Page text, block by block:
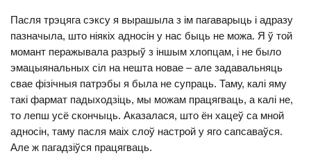
Пасля трэцяга сэксу я вырашыла з ім пагаварыць і адразу
пазначыла, што ніякіх адносін у нас быць не можа. Я ў той
момант перажывала разрыў з іншым хлопцам, і не было
эмацыянальных сіл на нешта новае – але задавальняць
свае фізічныя патрэбы я была не супраць. Таму, калі яму
такі фармат падыходзіць, мы можам працягваць, а калі не,
то лепш усё скончыць. Аказалася, што ён хацеў са мной
адносін, таму пасля маіх слоў настрой у яго сапсаваўся.
Але ж пагадзіўся працягваць.